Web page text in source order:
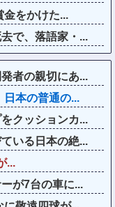
金をかけた...
で、落語家・...
者の親切にあ...
本の普通の...
クッションカ...
いる日本の絶...
...
が7台の車に...